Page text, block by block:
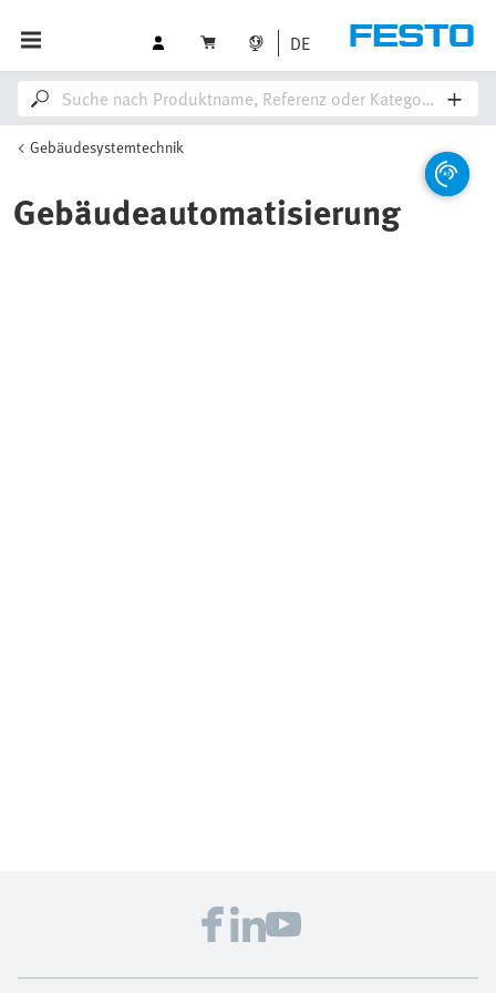
DE
Gebäudesystemtechnik
Gebäudeautomatisierung